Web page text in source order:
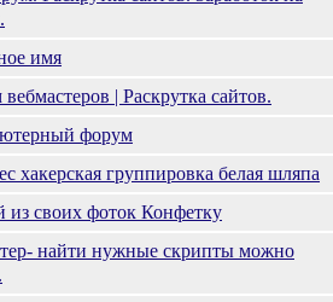
имя
| Раскрутка сайтов.
форум
хакерская группировка белая шляпа
из своих фоток Конфетку
найти нужные скрипты можно